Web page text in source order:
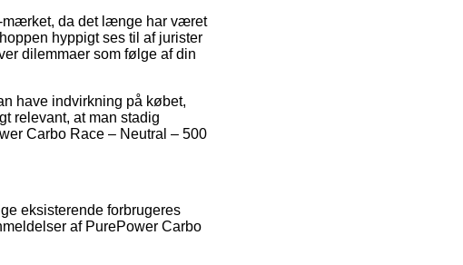
mærket, da det længe har været
hyppigt ses til af jurister
dilemmaer som følge af din
have indvirkning på købet,
relevant, at man stadig
Carbo Race – Neutral – 500
eksisterende forbrugeres
af PurePower Carbo